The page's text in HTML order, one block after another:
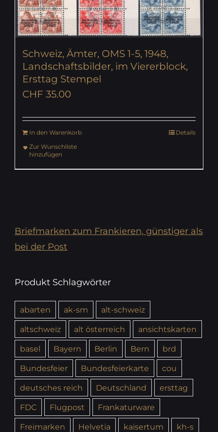
Schweiz, Ämter, OMS 1-5, 1948,
Landschaftsbilder, im Viererblock,
Ersttag Stempel
CHF 35.00
In den Warenkorb
Details
Zur Wunschliste
hinzufügen
Briefmarken zum Frankieren, günstiger als
bei der Post
Produkt Schlagwörter
abarten ak-sm
alt-schweiz
altschweiz
alt österreich
ansichtskarten
basel
Bayern Berlin Bern
brd
Bundesfeier
Bundesfeierkarte
cou
deutsches reich
Deutschland
ersttag
FDC
Flugpost
Frankaturware
Freimarken
Helvetia kaisertum
kh-s